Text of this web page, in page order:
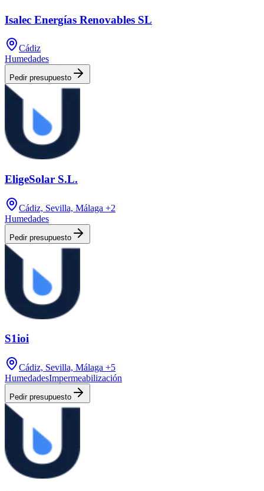
Isalec Energías Renovables SL
Cádiz
Humedades
Pedir presupuesto
EligeSolar S.L.
Cádiz, Sevilla, Málaga +2
Humedades
Pedir presupuesto
S1ioi
Cádiz, Sevilla, Málaga +5
HumedadesImpermeabilización
Pedir presupuesto